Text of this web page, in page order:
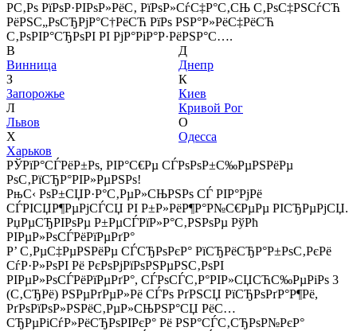
Р­С‚Рѕ РїРѕР·РІРѕР»РёС‚ РїРѕР»СѓС‡Р°С‚СЊ С‚РѕС‡РЅСѓСЋ
РёРЅС„РѕСЂРјР°С†РёСЋ РїРѕ РЅР°Р»РёС‡РёСЋ
С‚РѕРІР°СЂРѕРІ РІ РјР°РіР°Р·РёРЅР°С….
В
Винница
З
Запорожье
Л
Львов
Х
Харьков
Д
Днепр
К
Киев
Кривой Рог
О
Одесса
РЎРїР°СЃРёР±Рѕ, РІР°С€Рµ СЃРѕРѕР±С‰РµРЅРёРµ
РѕС‚РїСЂР°РІР»РµРЅРѕ!
РњС‹ РѕР±СЏР·Р°С‚РµР»СЊРЅРѕ СЃ РІР°РјРё
СЃРІСЏР¶РµРјСЃСЏ РІ Р±Р»РёР¶Р°Р№С€РµРµ РІСЂРµРјСЏ.
РџРµСЂРІРѕРµ Р±РµСЃРїР»Р°С‚РЅРѕРµ РўРћ
РІРµР»РѕСЃРёРїРµРґР°
Р’ С‚РµС‡РµРЅРёРµ СЃСЂРѕРєР° РїСЂРёСЂР°Р±РѕС‚РєРё
СѓР·Р»РѕРІ Рё РєРѕРјРїРѕРЅРµРЅС‚РѕРІ
РІРµР»РѕСЃРёРїРµРґР°, СЃРѕСЃС‚Р°РІР»СЏСЋС‰РµРіРѕ 3
(С‚СЂРё) РЅРµРґРµР»Рё СЃРѕ РґРЅСЏ РїСЂРѕРґР°Р¶Рё,
РґРѕРїРѕР»РЅРёС‚РµР»СЊРЅР°СЏ РёС…
СЂРµРіСѓР»РёСЂРѕРІРєР° Рё РЅР°СЃС‚СЂРѕР№РєР°